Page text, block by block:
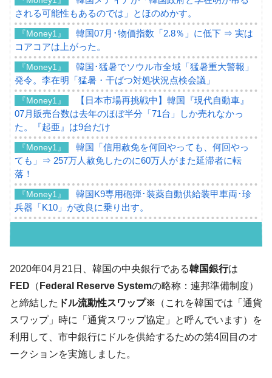
される可能性もあるのでは」とほのめかす。
『Money1』
韓国07月･物価指数「2.8％」に低下 ⇒ 実は
コアコアは上がった。
『Money1』
韓国･猛暑でソウル市全域「猛暑重大警報」
発令。李在明「猛暑・干ばつ対処状況点検会議」
『Money1』
【日本市場再挑戦中】韓国『現代自動車』
07月販売台数は去年のほぼ半分「71台」しか売れなかっ
た。『起亜』は9台だけ
『Money1』
韓国「信用赦免を何回やっても、何回やっ
ても」⇒ 257万人赦免したのに60万人がまた延滞者に転
落！
『Money1』
韓国K9専用砲弾･装薬自動供給装甲車両･珍
兵器「K10」が改良に乗り出す。
韓国･李在明「青年層の雇用状況が悪い。せ
や、若者に起業させよう」⇒ どんな雇用対策だソレ。
【韓国の外貨準備】2026年07月は4,279億ド
ル。外平債の発行「19.4億ドル」
韓国「ここは北朝鮮なのか。選管がサーバ
ーにウソのデータを入力したのは明白だ」
『Money1』
韓国･李在明さっそく不動産対策で浅薄な発
2020年04月21日、韓国の中央銀行である韓国銀行は
FED （ Federal Reserve Systemの略称：連邦準備制度）
と締結した ドル流動性スワップ※ （これを韓国では「通貨
スワップ」時に「通貨スワップ協定」と呼んでいます）を
利用して、市中銀行にドルを供給するための第4回目のオ
ークションを実施しました。